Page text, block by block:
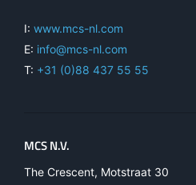
I: www.mcs-nl.com
E: info@mcs-nl.com
T: +31 (0)88 437 55 55
MCS N.V.
The Crescent, Motstraat 30